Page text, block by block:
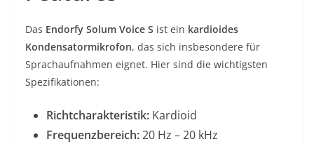
Das Endorfy Solum Voice S ist ein kardioides
Kondensatormikrofon, das sich insbesondere für
Sprachaufnahmen eignet. Hier sind die wichtigsten
Spezifikationen:
Richtcharakteristik: Kardioid
Frequenzbereich:20 Hz – 20 kHz